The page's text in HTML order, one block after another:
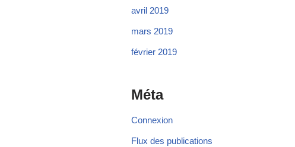
avril 2019
mars 2019
février 2019
Méta
Connexion
Flux des publications